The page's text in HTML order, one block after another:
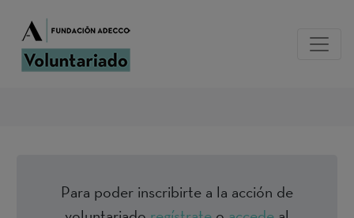
Para poder inscribirte a la acción de